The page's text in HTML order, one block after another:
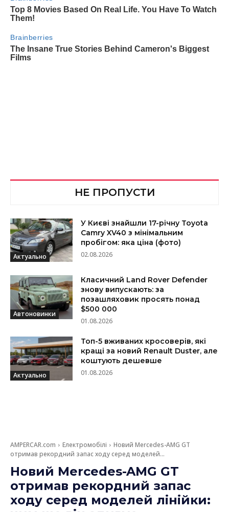
НЕ ПРОПУСТИ
Актуально
У Києві знайшли 17-річну Toyota
Camry XV40 з мінімальним
пробігом: яка ціна (фото)
02.08.2026
Автоновинки
Класичний Land Rover Defender
знову випускають: за
позашляховик просять понад
$500 000
01.08.2026
Актуально
Топ-5 вживаних кросоверів, які
кращі за новий Renault Duster, але
коштують дешевше
01.08.2026